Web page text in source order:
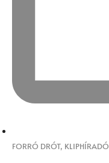
FORRÓ DRÓT, KLIPHÍRADÓ